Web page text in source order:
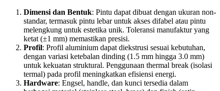
Dimensi dan Bentuk: Pintu dapat dibuat dengan ukuran non-
standar, termasuk pintu lebar untuk akses difabel atau pintu
melengkung untuk estetika unik. Toleransi manufaktur yang
ketat (±1 mm) memastikan presisi.
Profil: Profil aluminium dapat diekstrusi sesuai kebutuhan,
dengan variasi ketebalan dinding (1.5 mm hingga 3.0 mm)
untuk kekuatan struktural. Penggunaan thermal break (isolasi
termal) pada profil meningkatkan efisiensi energi.
Hardware: Engsel, handle, dan kunci tersedia dalam